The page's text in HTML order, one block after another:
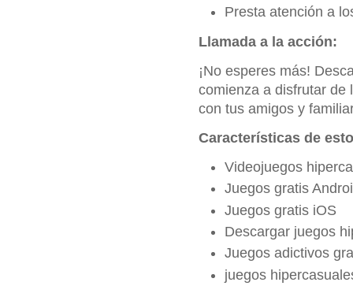
Presta atención a
Llamada a la acción:
¡No esperes más!
comienza a disfrutar de
con tus amigos y
Características de
Videojuegos
Juegos gratis
Juegos gratis iOS
Descargar juegos
Juegos adictivos
juegos